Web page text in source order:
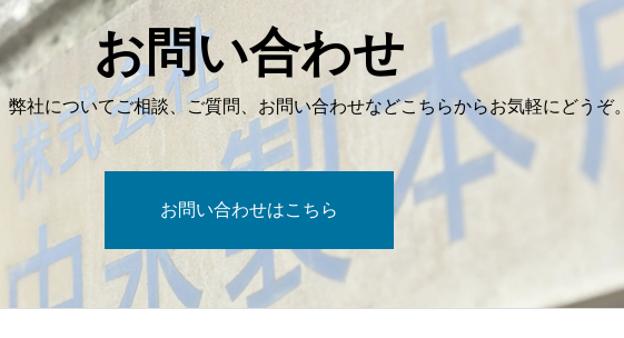
お問い合わせ
弊社についてご相談、ご質問、お問い合わせなどこちらからお気軽にどうぞ。
お問い合わせはこちら